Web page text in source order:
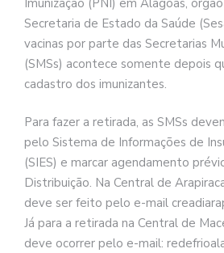
Secretaria de Estado da Saúde
vacinas por parte das Secretarias
(SMSs) acontece somente depois
cadastro dos imunizantes.
Para fazer a retirada, as SMSs
pelo Sistema de Informações de
(SIES) e marcar agendamento
Distribuição. Na Central de
deve ser feito pelo e-mail
Já para a retirada na Central de
deve ocorrer pelo e-mail: